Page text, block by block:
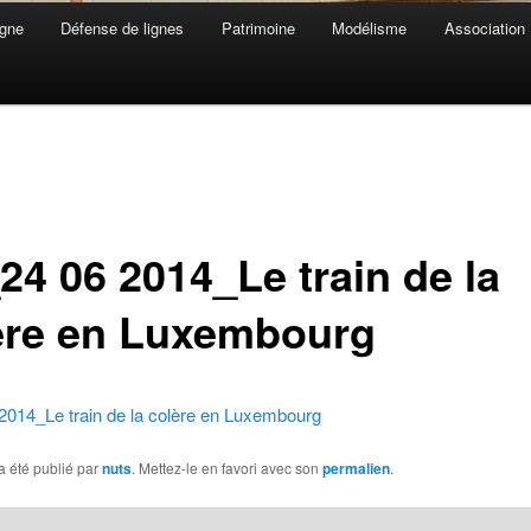
Défense de lignes Patrimoine Modélisme Association
06 2014_Le train de la
en Luxembourg
train de la colère en Luxembourg
été publié parnuts. Mettez-le en favori avec son permalien.